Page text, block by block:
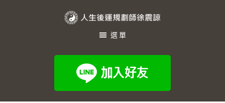
規
選單